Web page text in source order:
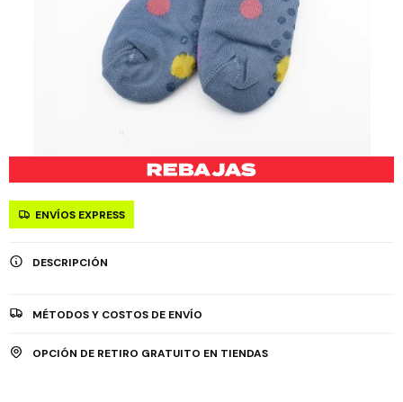
ENVÍOS EXPRESS
DESCRIPCIÓN
MÉTODOS Y COSTOS DE ENVÍO
OPCIÓN DE RETIRO GRATUITO EN TIENDAS